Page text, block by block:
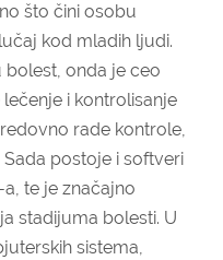
što čini osobu
kod mladih ljudi.
bolest, onda je ceo
i kontrolisanje
rade kontrole,
postoje i softveri
te je značajno
stadijuma bolesti. U
sistema,